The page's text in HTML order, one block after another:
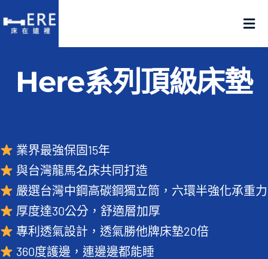
to
認識床在這裡
門市在這裡
名人推薦
好評推薦
品質嚴選
Here系列頂級床墊
業界最強保固15年
與台灣龍馬名床共同打造
嚴選台灣中鋼高碳鋼獨立筒，六環半強化承重力
厚度達30公分，舒適層加厚
專利透氣設計，透氣勝他牌床墊20倍
360度護邊，連邊邊都能睡